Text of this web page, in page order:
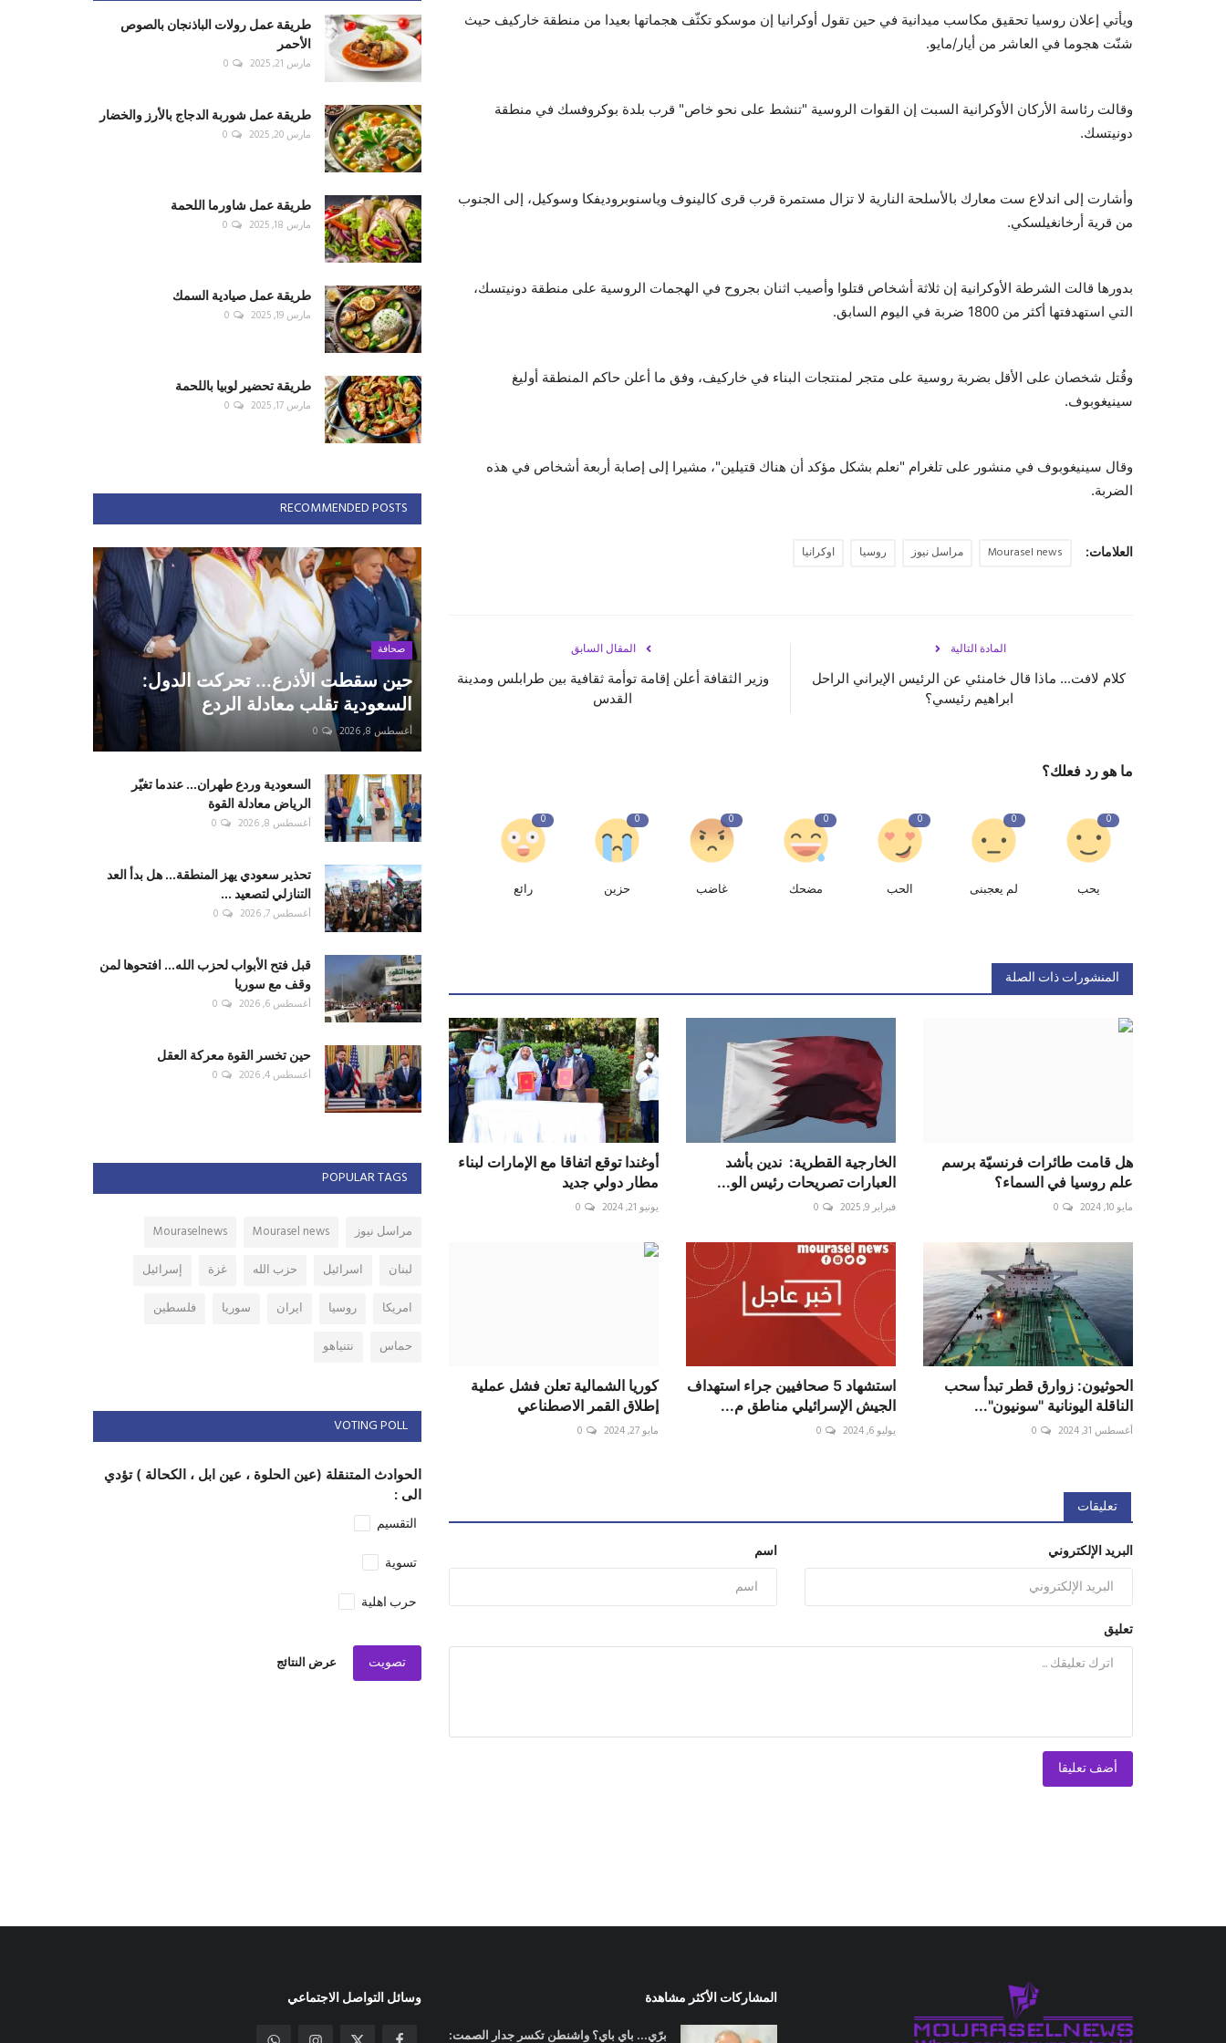
ويأتي إعلان روسيا تحقيق مكاسب ميدانية في حين تقول أوكرانيا إن موسكو تكثّف هجماتها بعيدا من منطقة خاركيف حيث
شنّت هجوما في العاشر من أيار/مايو.
وقالت رئاسة الأركان الأوكرانية السبت إن القوات الروسية "تنشط على نحو خاص" قرب بلدة بوكروفسك في منطقة
دونيتسك.
وأشارت إلى اندلاع ست معارك بالأسلحة النارية لا تزال مستمرة قرب قرى كالينوف وياسنوبروديفكا وسوكيل، إلى الجنوب
من قرية أرخانغيلسكي.
بدورها قالت الشرطة الأوكرانية إن ثلاثة أشخاص قتلوا وأصيب اثنان بجروح في الهجمات الروسية على منطقة دونيتسك،
التي استهدفتها أكثر من 1800 ضربة في اليوم السابق.
وقُتل شخصان على الأقل بضربة روسية على متجر لمنتجات البناء في خاركيف، وفق ما أعلن حاكم المنطقة أوليغ
سينيغوبوف.
وقال سينيغوبوف في منشور على تلغرام "نعلم بشكل مؤكد أن هناك قتيلين"، مشيرا إلى إصابة أربعة أشخاص في هذه
الضربة.
العلامات: Mourasel news مراسل نيوز روسيا اوكرانيا
المقال السابق
وزير الثقافة أعلن إقامة توأمة ثقافية بين طرابلس ومدينة
القدس
المادة التالية
كلام لافت... ماذا قال خامنئي عن الرئيس الإيراني الراحل
ابراهيم رئيسي؟
ما هو رد فعلك؟
0
يحب
0
لم يعجبنى
0
الحب
0
مضحك
0
غاضب
0
حزين
0
رائع
المنشورات ذات الصلة
هل قامت طائرات فرنسيّة برسم
علم روسيا في السماء؟
مايو 10, 2024 0
الخارجية القطرية: ‏ ندين بأشد
العبارات تصريحات رئيس الو...
فبراير 9, 2025 0
أوغندا توقع اتفاقا مع الإمارات لبناء
مطار دولي جديد
يونيو 21, 2024 0
الحوثيون: زوارق قطر تبدأ سحب
الناقلة اليونانية "سونيون"...
أغسطس 31, 2024 0
استشهاد 5 صحافيين جراء استهداف
الجيش الإسرائيلي مناطق م...
يوليو 6, 2024 0
كوريا الشمالية تعلن فشل عملية
إطلاق القمر الاصطناعي
مايو 27, 2024 0
تعليقات
اسم البريد الإلكتروني
تعليق
أضف تعليقا
طريقة عمل رولات الباذنجان بالصوص
الأحمر
مارس 21, 2025 0
طريقة عمل شوربة الدجاج بالأرز والخضار
مارس 20, 2025 0
طريقة عمل شاورما اللحمة
مارس 18, 2025 0
طريقة عمل صيادية السمك
مارس 19, 2025 0
طريقة تحضير لوبيا باللحمة
مارس 17, 2025 0
RECOMMENDED POSTS
صحافة
حين سقطت الأذرع... تحركت الدول:
السعودية تقلب معادلة الردع
أغسطس 8, 2026 0
السعودية وردع طهران... عندما تغيّر
الرياض معادلة القوة
أغسطس 8, 2026 0
تحذير سعودي يهز المنطقة... هل بدأ العد
التنازلي لتصعيد ...
أغسطس 7, 2026 0
قبل فتح الأبواب لحزب الله... افتحوها لمن
وقف مع سوريا
أغسطس 6, 2026 0
حين تخسر القوة معركة العقل
أغسطس 4, 2026 0
POPULAR TAGS
مراسل نيوز Mourasel news
Mouraselnews
لبنان
اسرائيل حزب الله غزة
إسرائيل
امريكا
روسيا ايران سوريا
فلسطين
حماس
نتنياهو
VOTING POLL
الحوادث المتنقلة (عين الحلوة ، عين ابل ، الكحالة ) تؤدي
الى :
التقسيم
تسوية
حرب اهلية
تصويت عرض النتائج
المشاركات الأكثر مشاهدة
برّي... باي باي؟ واشنطن تكسر جدار الصمت:
وسائل التواصل الاجتماعي